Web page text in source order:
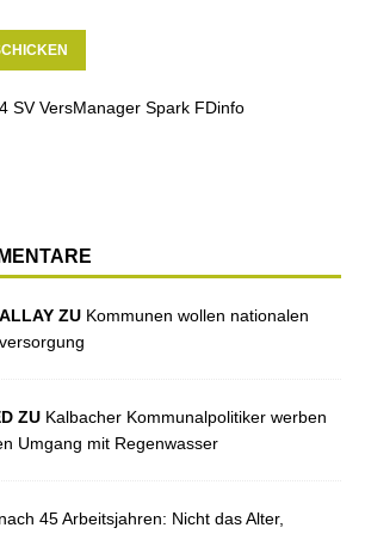
ZU Kommunen wollen nationalen
ZU Kalbacher Kommunalpolitiker werben
Umgang mit Regenwasser
45 Arbeitsjahren: Nicht das Alter,